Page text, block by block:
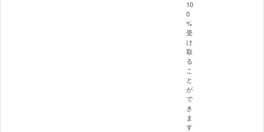
10
0
%
受
け
取
る
こ
と
が
で
き
ま
す